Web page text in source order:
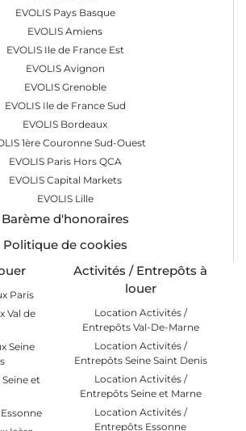
EVOLIS Pays Basque
EVOLIS Amiens
EVOLIS Ile de France Est
EVOLIS Avignon
EVOLIS Grenoble
EVOLIS Ile de France Sud
EVOLIS Bordeaux
1ère Couronne Sud-Ouest
EVOLIS Paris Hors QCA
EVOLIS Capital Markets
EVOLIS Lille
Barème d'honoraires
Politique de cookies
Paris
Val de
Seine
et
Activités / Entrepôts à
louer
Location Activités /
Entrepôts Val-De-Marne
Location Activités /
Entrepôts Seine Saint Denis
Location Activités /
Entrepôts Seine et Marne
Location Activités /
Entrepôts Essonne